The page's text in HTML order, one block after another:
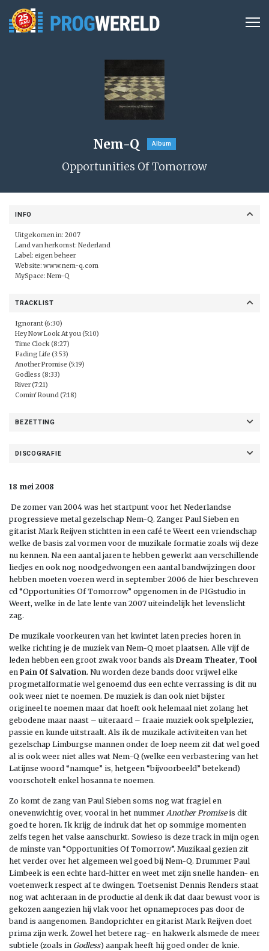
Nem-Q Album
Opportunities Of Tomorrow
INFO
Uitgekomen in: 2007
Land van herkomst: Nederland
Label: eigen beheer
Website: www.nem-q.com
MySpace: Nem-Q
TRACKLIST
Ignorant (6:30)
Hey Now Look At you (5:10)
Time Clock (8:27)
Fading Life (3:53)
Another Promise (5:19)
Godless (8:33)
River (7:21)
Comin' Round (7:18)
BEZETTING
DISCOGRAFIE
18 mei 2008
De zomer van 2004 was het startpunt voor het Nederlandse
progressieve metal gezelschap Nem-Q. Zanger Paul Sieben en
gitarist Mark Reijven stichtten in een café te Weert een vriendschap
welke de basis zal vormen voor de muzikale formatie zoals wij deze
nu kennen. Na een aantal jaren te hebben gewerkt aan verschillende
liedjes en ook nog noodgedwongen een aantal bandwijzingen door
hebben moeten voeren werd in september 2006 de hier beschreven
cd “Opportunities Of Tomorrow” opgenomen in de PIGstudio in
Weert, welke in de late lente van 2007 uiteindelijk het levenslicht
zag.
De muzikale voorkeuren van het kwintet laten precies horen in
welke richting je de muziek van Nem-Q moet plaatsen. Alle vijf de
leden hebben een groot zwak voor bands als Dream Theater, Tool
en Pain Of Salvation. Nu worden deze bands door vrijwel elke
progmetalformatie wel genoemd dus een echte verrassing is dit nu
ook weer niet te noemen. De muziek is dan ook niet bijster
origineel te noemen maar dat hoeft ook helemaal niet zolang het
gebodene maar naast – uiteraard – fraaie muziek ook spelplezier,
passie en kunde uitstraalt. Als ik de muzikale activiteiten van het
gezelschap Limburgse mannen onder de loep neem zit dat wel goed
al is ook weer niet alles wat Nem-Q (welke een verbastering van het
Latijnse woord “namque” is, hetgeen “bijvoorbeeld” betekend)
voorschotelt enkel hosanna te noemen.
Zo komt de zang van Paul Sieben soms nog wat fragiel en
onevenwichtig over, vooral in het nummer Another Promiseis dit
goed te horen. Ik krijg de indruk dat het op sommige momenten
zelfs tegen het valse aanschurkt. Sowieso is deze track in mijn ogen
de minste van “Opportunities Of Tomorrow”. Muzikaal gezien zit
het verder over het algemeen wel goed bij Nem-Q. Drummer Paul
Limbeek is een echte hard-hitter en weet met zijn snelle handen- en
voetenwerk respect af te dwingen. Toetsenist Dennis Renders staat
nog wat achteraan in de productie al denk ik dat daar bewust voor is
gekozen aangezien hij vlak voor het opnameproces pas door de
band is aangenomen. Bandoprichter en gitarist Mark Reijven doet
prima zijn werk. Zowel het betere rag- en hakwerk alsmede de meer
subtiele (zoals in Godless) aanpak heeft hij goed onder de knie.